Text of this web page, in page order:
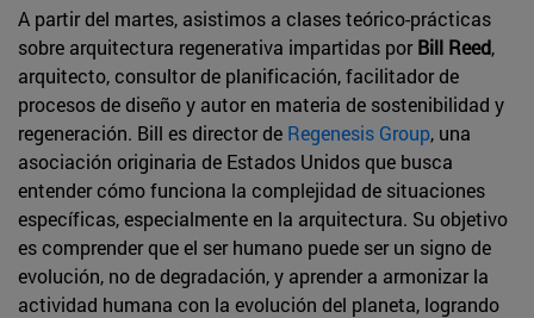
A partir del martes, asistimos a clases teórico-prácticas
sobre arquitectura regenerativa impartidas porBill Reed,
arquitecto, consultor de planificación, facilitador de
procesos de diseño y autor en materia de sostenibilidad y
regeneración. Bill es director de Regenesis Group, una
asociación originaria de Estados Unidos que busca
entender cómo funciona la complejidad de situaciones
específicas, especialmente en la arquitectura. Su objetivo
es comprender que el ser humano puede ser un signo de
evolución, no de degradación, y aprender a armonizar la
actividad humana con la evolución del planeta, logrando